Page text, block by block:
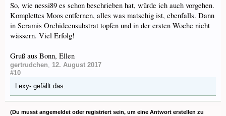
So, wie nessi89 es schon beschrieben hat, würde ich auch vorgehen.
Komplettes Moos entfernen, alles was matschig ist, ebenfalls. Dann
in Seramis Orchideensubstrat topfen und in der ersten Woche nicht
wässern. Viel Erfolg!
Gruß aus Bonn, Ellen
gertrudchen, 12. August 2017
#10
Lexy- gefällt das.
(Du musst angemeldet oder registriert sein, um eine Antwort erstellen zu